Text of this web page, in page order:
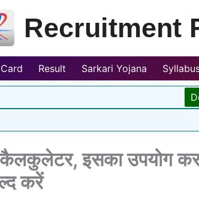
Recruitment
Result Sarkari Yojana
इसका उपयोग कर
करें